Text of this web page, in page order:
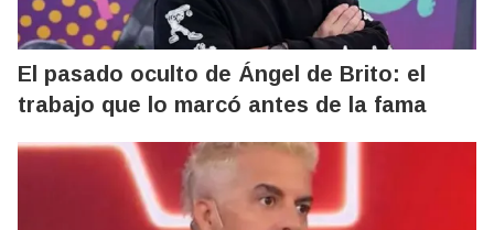
El pasado oculto de Ángel de Brito: el
trabajo que lo marcó antes de la fama